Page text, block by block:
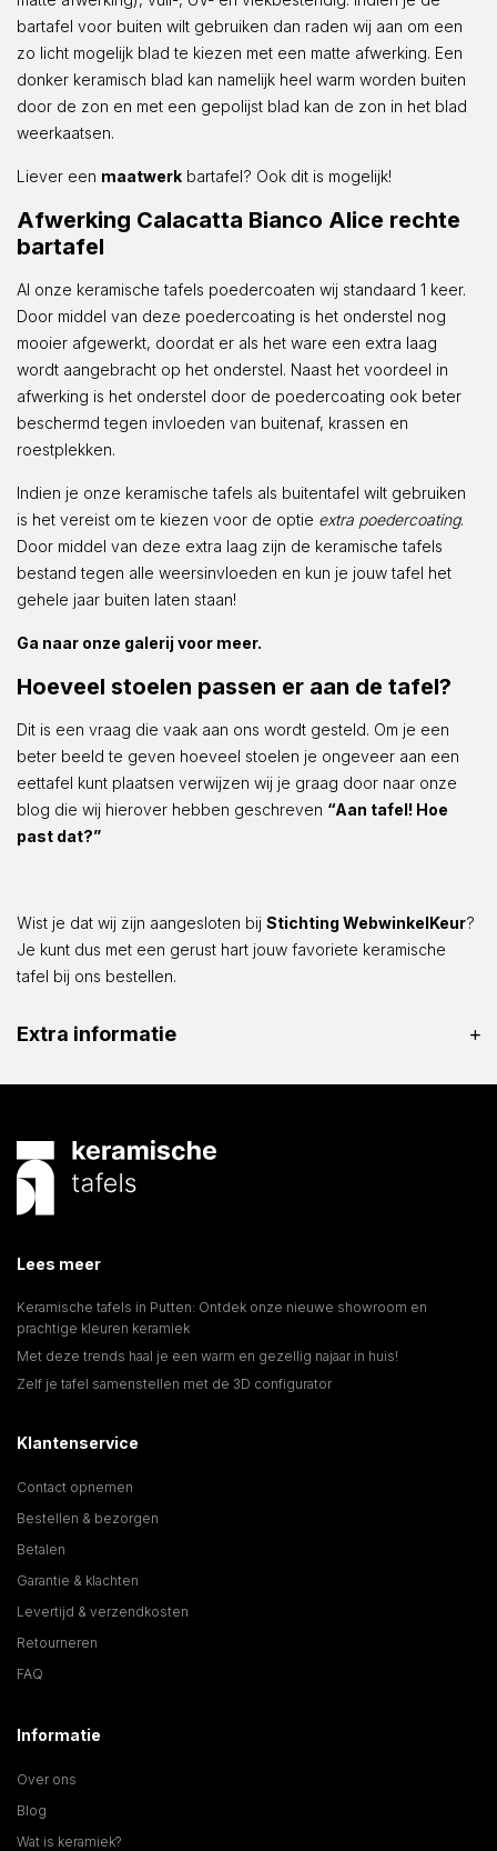
bartafel voor buiten wilt gebruiken dan raden wij aan om een
zo licht mogelijk blad te kiezen met een matte afwerking. Een
donker keramisch blad kan namelijk heel warm worden buiten
door de zon en met een gepolijst blad kan de zon in het blad
weerkaatsen.
Liever een maatwerk bartafel? Ook dit is mogelijk!
Afwerking Calacatta Bianco Alice rechte
bartafel
Al onze keramische tafels poedercoaten wij standaard 1 keer.
Door middel van deze poedercoating is het onderstel nog
mooier afgewerkt, doordat er als het ware een extra laag
wordt aangebracht op het onderstel. Naast het voordeel in
afwerking is het onderstel door de poedercoating ook beter
beschermd tegen invloeden van buitenaf, krassen en
roestplekken.
Indien je onze keramische tafels als buitentafel wilt gebruiken
is het vereist om te kiezen voor de optie extra poedercoating.
Door middel van deze extra laag zijn de keramische tafels
bestand tegen alle weersinvloeden en kun je jouw tafel het
gehele jaar buiten laten staan!
Ga naar onze galerij voor meer.
Hoeveel stoelen passen er aan de tafel?
Dit is een vraag die vaak aan ons wordt gesteld. Om je een
beter beeld te geven hoeveel stoelen je ongeveer aan een
eettafel kunt plaatsen verwijzen wij je graag door naar onze
blog die wij hierover hebben geschreven “Aan tafel! Hoe
past dat?”
Wist je dat wij zijn aangesloten bij Stichting WebwinkelKeur?
Je kunt dus met een gerust hart jouw favoriete keramische
tafel bij ons bestellen.
Extra informatie
Lees meer
Keramische tafels in Putten: Ontdek onze nieuwe showroom en
prachtige kleuren keramiek
Met deze trends haal je een warm en gezellig najaar in huis!
Zelf je tafel samenstellen met de 3D configurator
Klantenservice
Contact opnemen
Bestellen & bezorgen
Betalen
Garantie & klachten
Levertijd & verzendkosten
Retourneren
FAQ
Informatie
Over ons
Blog
Wat is keramiek?